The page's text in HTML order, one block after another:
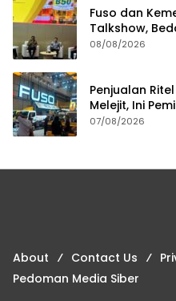
Fuso dan
Talkshow,
Dampaknya
08/08/2026
Penjualan
Melejit, Ini
07/08/2026
About Contact Us
Pedoman Media Siber